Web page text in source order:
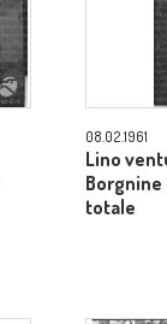
08.02.1961
Lino
totale